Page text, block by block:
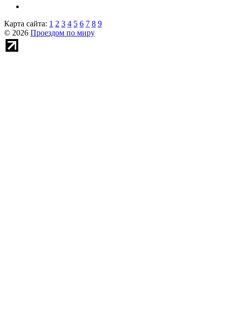
Карта сайта: 1 2 3 4 5 6 7 8 9
© 2026 Проездом по миру